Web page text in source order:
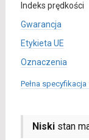
Indeks prędkości
Gwarancja
Etykieta UE
Oznaczenia
Pełna specyfikacja
Niskistan